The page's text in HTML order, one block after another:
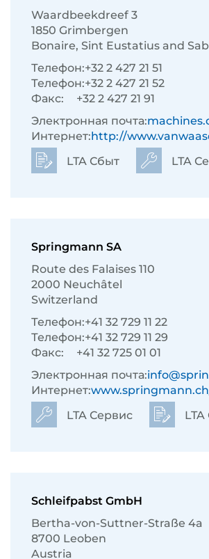
Waardbeekdreef 3
1850 Grimbergen
Bonaire, Sint Eustatius and
Телефон:+32 2 427 21 51
Телефон:+32 2 427 21 52
Факс:
+32 2 427 21 91
Электронная почта:
Интернет:http://
LTA Сбыт
LTA
Springmann SA
Route des Falaises 110
2000 Neuchâtel
Switzerland
Телефон:+41 32 729 11 22
Телефон:+41 32 729 11 29
Факс:
+41 32 725 01 01
Электронная почта:
Интернет:
LTA Сервис
Schleifpabst GmbH
Bertha-von-Suttner-Straße 4a
8700 Leoben
Austria